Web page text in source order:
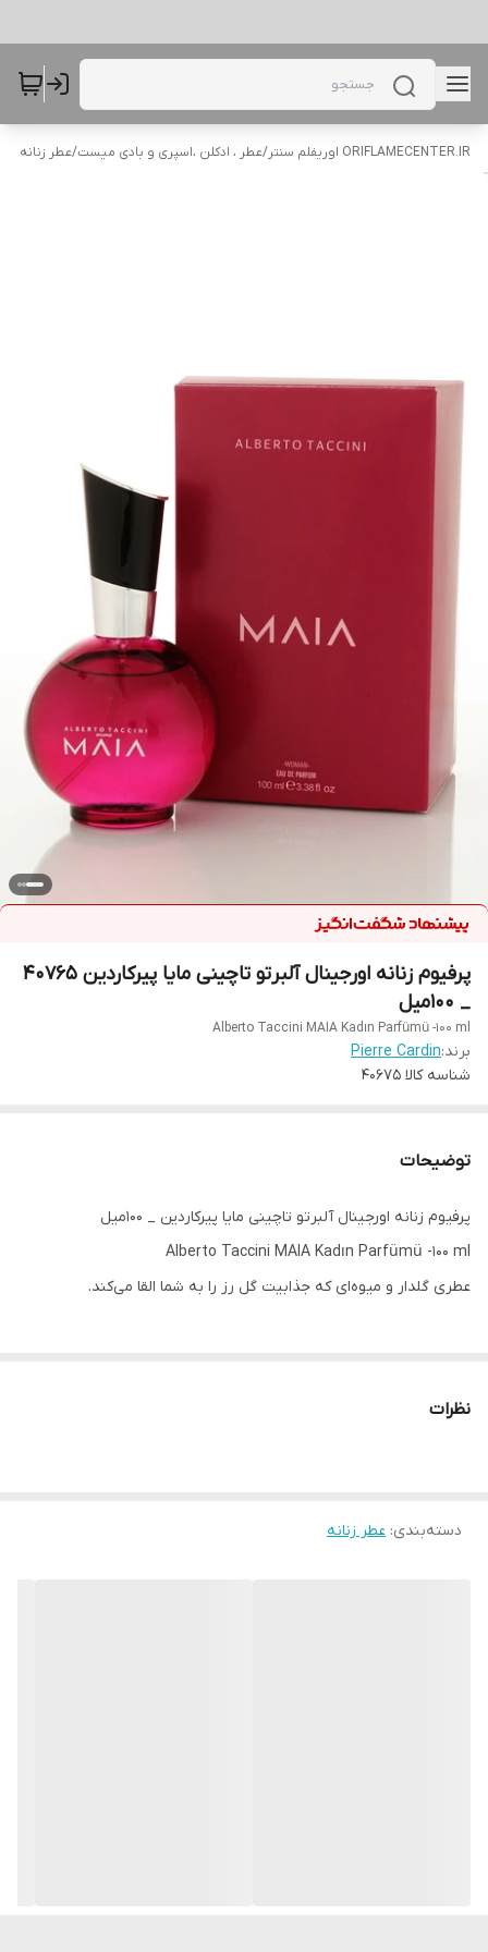
ORIFLAMECENTER.IR اوریفلم سنتر /عطر ، ادکلن ،اسپری و بادی میست/عطر زنانه
پرفیوم زنانه اورجینال آلبرتو تاچینی مایا پیرکاردین 40765
_ ۱۰۰میل
Alberto Taccini MAIA Kadın Parfümü -100 ml
برند:Pierre Cardin
شناسه کالا 40675
توضیحات
پرفیوم زنانه اورجینال آلبرتو تاچینی مایا پیرکاردین _ ۱۰۰میل
Alberto Taccini MAIA Kadın Parfümü -100 ml
عطری گلدار و میوه‌ای که جذابیت گل رز را به شما القا می‌کند.
نت پایانی: کهربا، کارامل، نعناع هندی
تازه. نت‌های میانی الهام‌گرفته از دریا از کشمیر نرم و گلبرگ‌های رز پر
نظرات
دسته‌بندی: عطر زنانه